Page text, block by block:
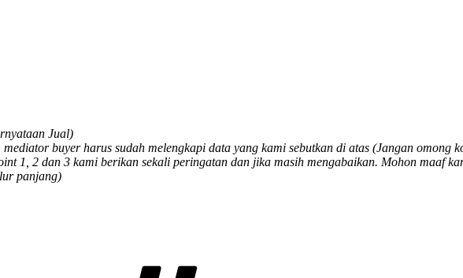
Jual)
buyer harus sudah melengkapi data yang kami sebutkan di atas (Jangan omong
1, 2 dan 3 kami berikan sekali peringatan dan jika masih mengabaikan. Mohon maaf
panjang)